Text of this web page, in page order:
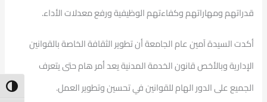
قدراتهم ومهاراتهم وكفاءتهم الوظيفية ورفع معدلات الأداء.
أكدت السيدة آمين عام الجامعة أن تطوير الثقافة الخاصة بالقوانين
الإدارية وبالأخص قانون الخدمة المدنية يعد أمر هام حتى يتعرف
الجميع على الدور الهام للقوانين في تحسين وتطوير العمل.